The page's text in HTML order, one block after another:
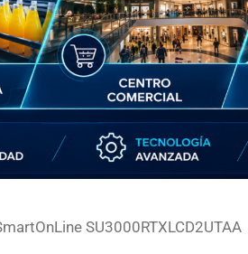
SU3000RTXLCD2UTAA